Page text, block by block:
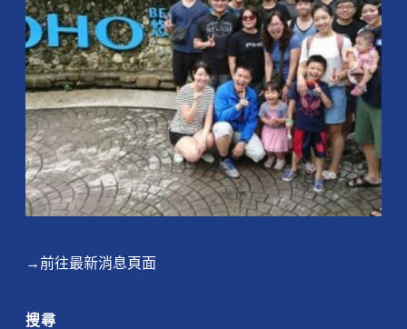
→前往最新消息頁面
搜尋